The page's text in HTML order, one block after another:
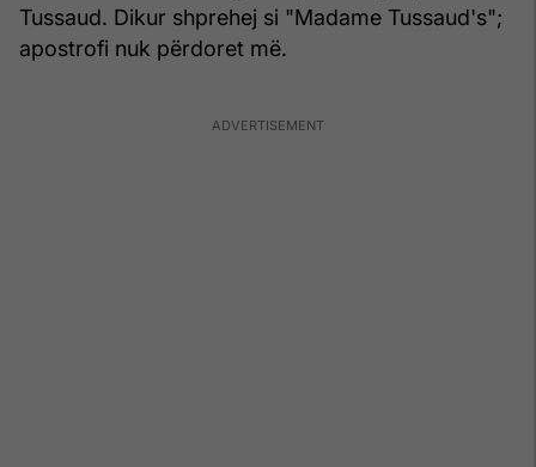
Tussaud. Dikur shprehej si "Madame Tussaud's";
apostrofi nuk përdoret më.